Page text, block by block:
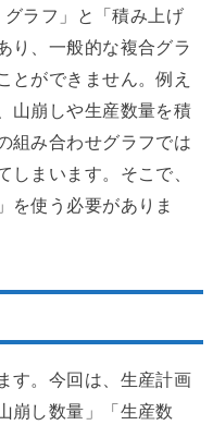
ラフ」と「積み上げ
り、一般的な複合グラ
とができません。例え
山崩しや生産数量を積
組み合わせグラフでは
まいます。そこで、
を使う必要がありま
す。今回は、生産計画
崩し数量」「生産数